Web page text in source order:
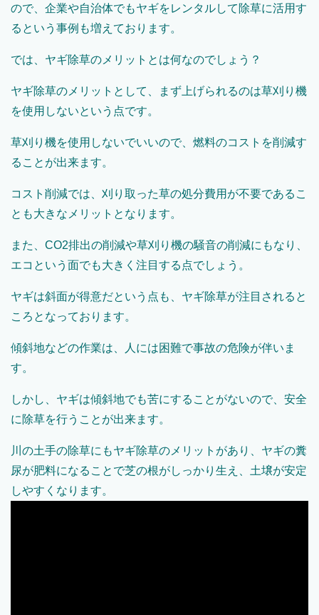
ので、企業や自治体でもヤギをレンタルして除草に活用す
るという事例も増えております。
では、ヤギ除草のメリットとは何なのでしょう？
ヤギ除草のメリットとして、まず上げられるのは草刈り機
を使用しないという点です。
草刈り機を使用しないでいいので、燃料のコストを削減す
ることが出来ます。
コスト削減では、刈り取った草の処分費用が不要であるこ
とも大きなメリットとなります。
また、CO2排出の削減や草刈り機の騒音の削減にもなり、
エコという面でも大きく注目する点でしょう。
ヤギは斜面が得意だという点も、ヤギ除草が注目されると
ころとなっております。
傾斜地などの作業は、人には困難で事故の危険が伴いま
す。
しかし、ヤギは傾斜地でも苦にすることがないので、安全
に除草を行うことが出来ます。
川の土手の除草にもヤギ除草のメリットがあり、ヤギの糞
尿が肥料になることで芝の根がしっかり生え、土壌が安定
しやすくなります。